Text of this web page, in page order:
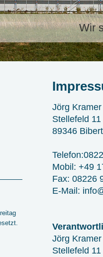
Wir
Jörg Kramer
Stellefeld 11
89346
Mobil: +49
Fax: 08226
E-Mail:
Jörg Kramer
Stellefeld 11